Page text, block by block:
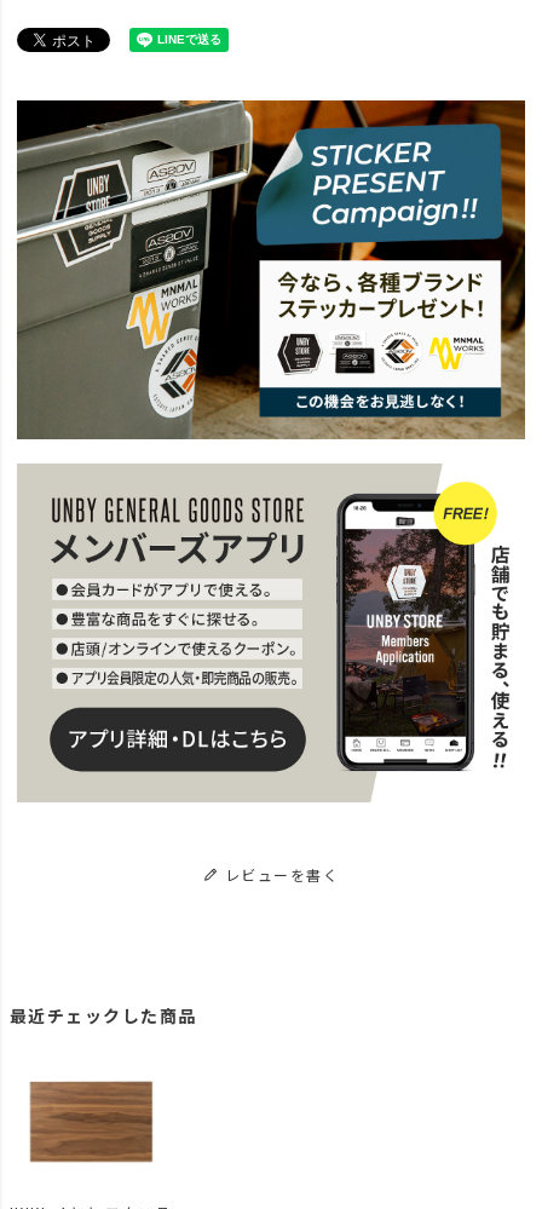
ITEM アウトドア・キャンプ用品
アウトドア・キャンプ用品 コンテナ・収納 コンテナ・バケツ
レビューを書く
最近チェックした商品